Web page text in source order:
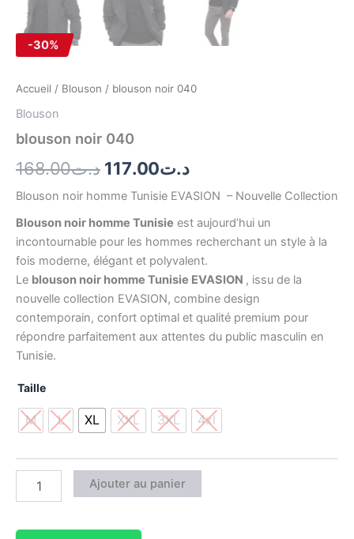
-30%
Accueil / Blouson / blouson noir 040
Blouson
blouson noir 040
د.ت168.00 د.ت117.00
Blouson noir homme Tunisie EVASION – Nouvelle Collection
Blouson noir homme Tunisie est aujourd’hui un
incontournable pour les hommes recherchant un style à la
fois moderne, élégant et polyvalent.
Le blouson noir homme Tunisie EVASION , issu de la
nouvelle collection EVASION, combine design
contemporain, confort optimal et qualité premium pour
répondre parfaitement aux attentes du public masculin en
Tunisie.
Taille
M L XL XXL 3XL 4xl
Ajouter au panier